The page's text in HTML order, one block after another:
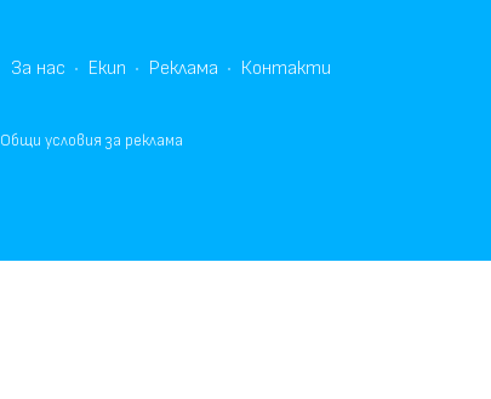
За нас Екип Реклама Контакти
Общи условия за реклама